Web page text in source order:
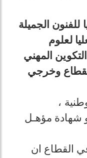
للفنون الجميلة
لعلوم
المهني
وخرجي
،
شهادة مؤهـل
القطاع ان